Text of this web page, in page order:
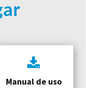
Manual de uso